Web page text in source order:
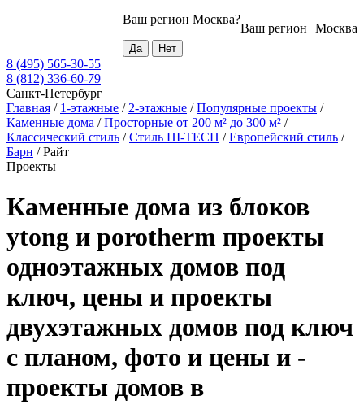
Москва
Ваш регион
Ваш регион Москва?
8 (495) 565-30-55
8 (812) 336-60-79
Санкт-Петербург
Главная / 1-этажные / 2-этажные /Популярные проекты /
Каменные дома /Просторные от 200 м² до 300 м² /
Классический стиль /Стиль HI-TECH /Европейский стиль /
Барн /Райт
Проекты
Каменные дома из блоков
ytong и porotherm проекты
одноэтажных домов под
ключ, цены и проекты
двухэтажных домов под ключ
с планом, фото и цены и -
проекты домов в